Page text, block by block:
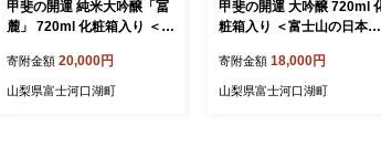
甲斐の開運 純米大吟醸「冨
麓」 720ml 化粧箱入り ＜富
日本酒 FAK013
寄附金額 20,000円
山梨県富士河口湖町
甲斐の開運 大吟醸 720ml
粧箱入り ＜富士山の日本酒
15
寄附金額 18,000円
山梨県富士河口湖町